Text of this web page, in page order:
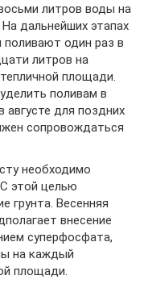
литров воды на
дальнейших этапах
поливают один раз в
литров на
площади.
поливам в
августе для поздних
сопровождаться
необходимо
этой целью
грунта. Весенняя
внесение
суперфосфата,
на каждый
площади.